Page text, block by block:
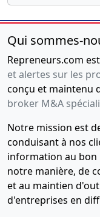
Qui sommes-
Repreneurs.com
et alertes sur les
conçu et maintenu
broker M&A
Notre mission est
conduisant à nos
information au bon
notre manière, de
et au maintien
d'entreprises en